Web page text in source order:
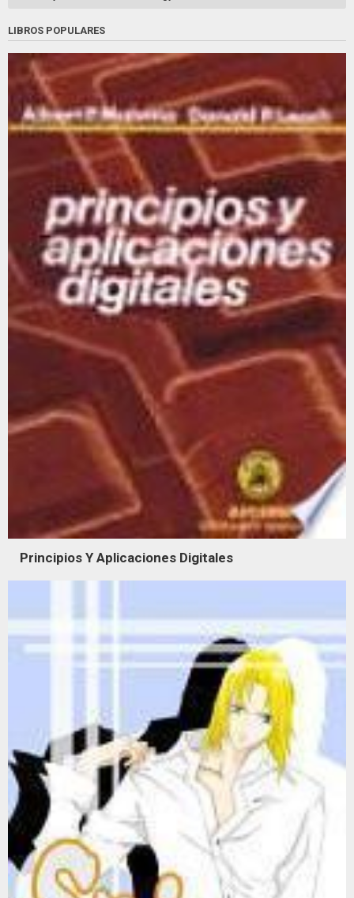
LIBROS POPULARES
Principios Y Aplicaciones Digitales